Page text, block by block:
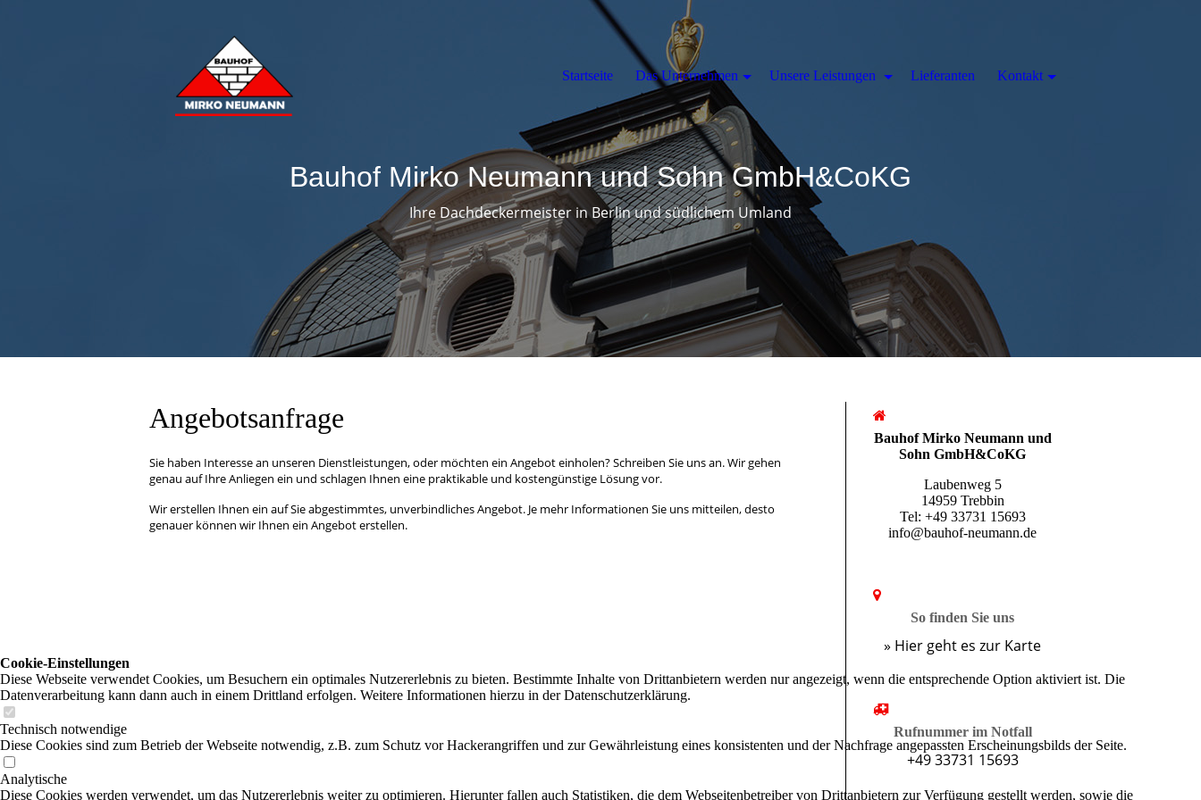
Angebotsanfrage
Sie haben Interesse an unseren Dienstleistungen, oder möchten ein Angebot einholen? Schreiben Sie uns an. Wir gehen
genau auf Ihre Anliegen ein und schlagen Ihnen eine praktikable und kostengünstige Lösung vor.
Wir erstellen Ihnen ein auf Sie abgestimmtes, unverbindliches Angebot. Je mehr Informationen Sie uns mitteilen, desto
genauer können wir Ihnen ein Angebot erstellen.
Bauhof Mirko Neumann und
Sohn GmbH&CoKG
Laubenweg 5
14959 Trebbin
Tel: +49 33731 15693
info@bauhof-neumann.de
So finden Sie uns
» Hier geht es zur Karte
Rufnummer im Notfall
+49 33731 15693
Bauhof Mirko Neumann und Sohn GmbH&CoKG
Ihre Dachdeckermeister in Berlin und südlichem Umland
Startseite Das Unternehmen Unsere Leistungen Lieferanten Kontakt
Cookie-Einstellungen
Diese Webseite verwendet Cookies, um Besuchern ein optimales Nutzererlebnis zu bieten. Bestimmte Inhalte von Drittanbietern werden nur angezeigt, wenn die entsprechende Option aktiviert ist. Die
Datenverarbeitung kann dann auch in einem Drittland erfolgen. Weitere Informationen hierzu in der Datenschutzerklärung.
Technisch notwendige
Diese Cookies sind zum Betrieb der Webseite notwendig, z.B. zum Schutz vor Hackerangriffen und zur Gewährleistung eines konsistenten und der Nachfrage angepassten Erscheinungsbilds der Seite.
Analytische
Diese Cookies werden verwendet, um das Nutzererlebnis weiter zu optimieren. Hierunter fallen auch Statistiken, die dem Webseitenbetreiber von Drittanbietern zur Verfügung gestellt werden, sowie die